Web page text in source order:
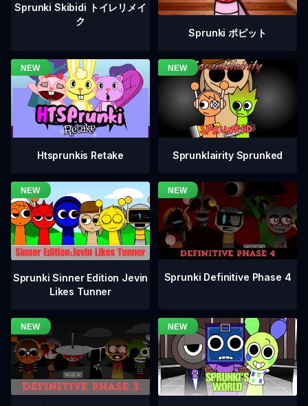
Sprunki Skibidi トイレリメイ
ク
Sprunki ポピット
Htsprunkis Retake Sprunklairity Sprunked
Sprunki Sinner Edition Jevin
Likes Tunner
Sprunki Definitive Phase 4